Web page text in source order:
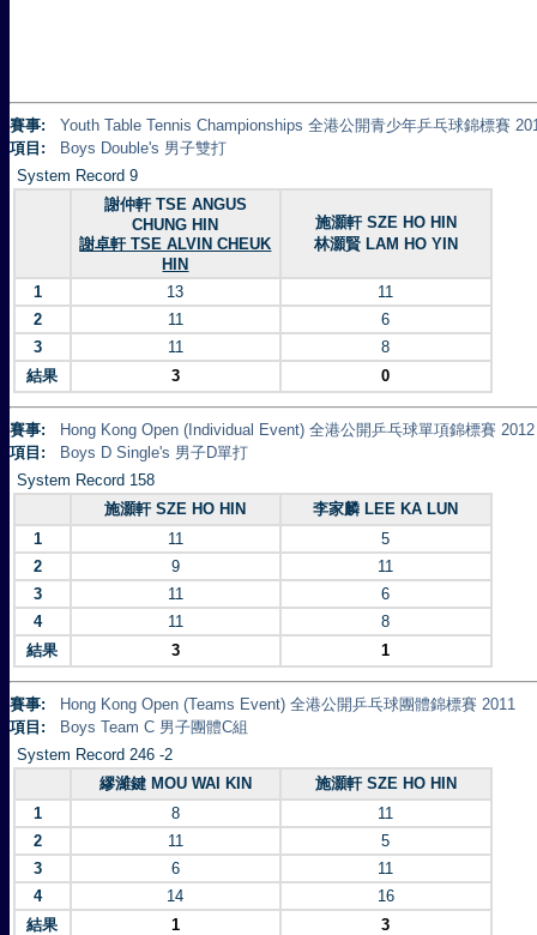
賽事:
Youth Table Tennis Championships 全港公開青少年乒乓球錦標賽
項目:
Boys Double's 男子雙打
System Record 9
謝仲軒 TSE ANGUS
CHUNG HIN
謝卓軒 TSE ALVIN CHEUK
HIN
施灝軒 SZE HO HIN
林灝賢 LAM HO YIN
1 13
11
2
11
6
3
11
8
結果
3 0
賽事:
Hong Kong Open (Individual Event) 全港公開乒乓球單項錦標賽 2012
項目:
Boys D Single's 男子D單打
System Record 158
施灝軒 SZE HO HIN
李家麟 LEE KA LUN
1
11
5
2
9
11
3
11
6
4
11
8
結果
3 1
賽事:
Hong Kong Open (Teams Event) 全港公開乒乓球團體錦標賽 2011
項目:
Boys Team C 男子團體C組
System Record 246 -2
繆濰鍵 MOU WAI KIN
施灝軒 SZE HO HIN
1
8
11
2
11
5
3
6
11
4
14
16
結果
1 3